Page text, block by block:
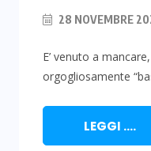
28 NOVEMBRE
E’ venuto a
orgogliosamente
LEGGI ....